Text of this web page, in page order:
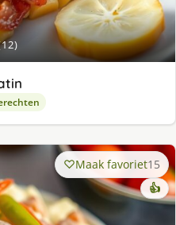
Maak favoriet15
👍